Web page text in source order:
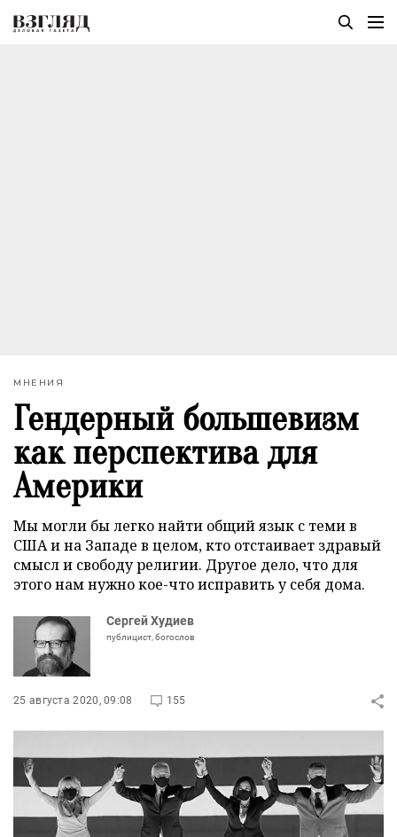
МНЕНИЯ
Гендерный большевизм
как перспектива для
Америки
Мы могли бы легко найти общий язык с теми в
США и на Западе в целом, кто отстаивает здравый
смысл и свободу религии. Другое дело, что для
этого нам нужно кое-что исправить у себя дома.
Сергей Худиев
публицист, богослов
25 августа 2020, 09:08 155